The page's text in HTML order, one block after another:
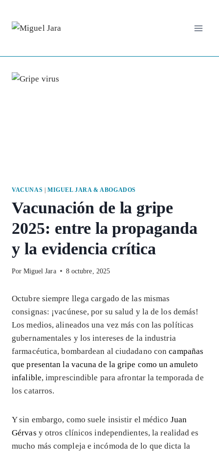
contenido
VACUNAS MIGUEL JARA & ABOGADOS
Vacunación de la gripe
2025: entre la propaganda
y la evidencia crítica
Por Miguel Jara 8 octubre, 2025
Octubre siempre llega cargado de las mismas
consignas: ¡vacúnese, por su salud y la de los demás!
Los medios, alineados una vez más con las políticas
gubernamentales y los intereses de la industria
farmacéutica, bombardean al ciudadano concampañas
que presentan la vacuna de la gripe como un amuleto
infalible, imprescindible para afrontar la temporada de
los catarros.
Y sin embargo, como suele insistir el médico Juan
Gérvas y otros clínicos independientes, la realidad es
mucho más compleja e incómoda de lo que dicta la